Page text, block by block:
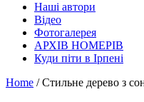
Наші автори
Відео
Фотогалерея
АРХІВ НОМЕРІВ
Куди піти в Ірпені
Home / Стильне дерево з